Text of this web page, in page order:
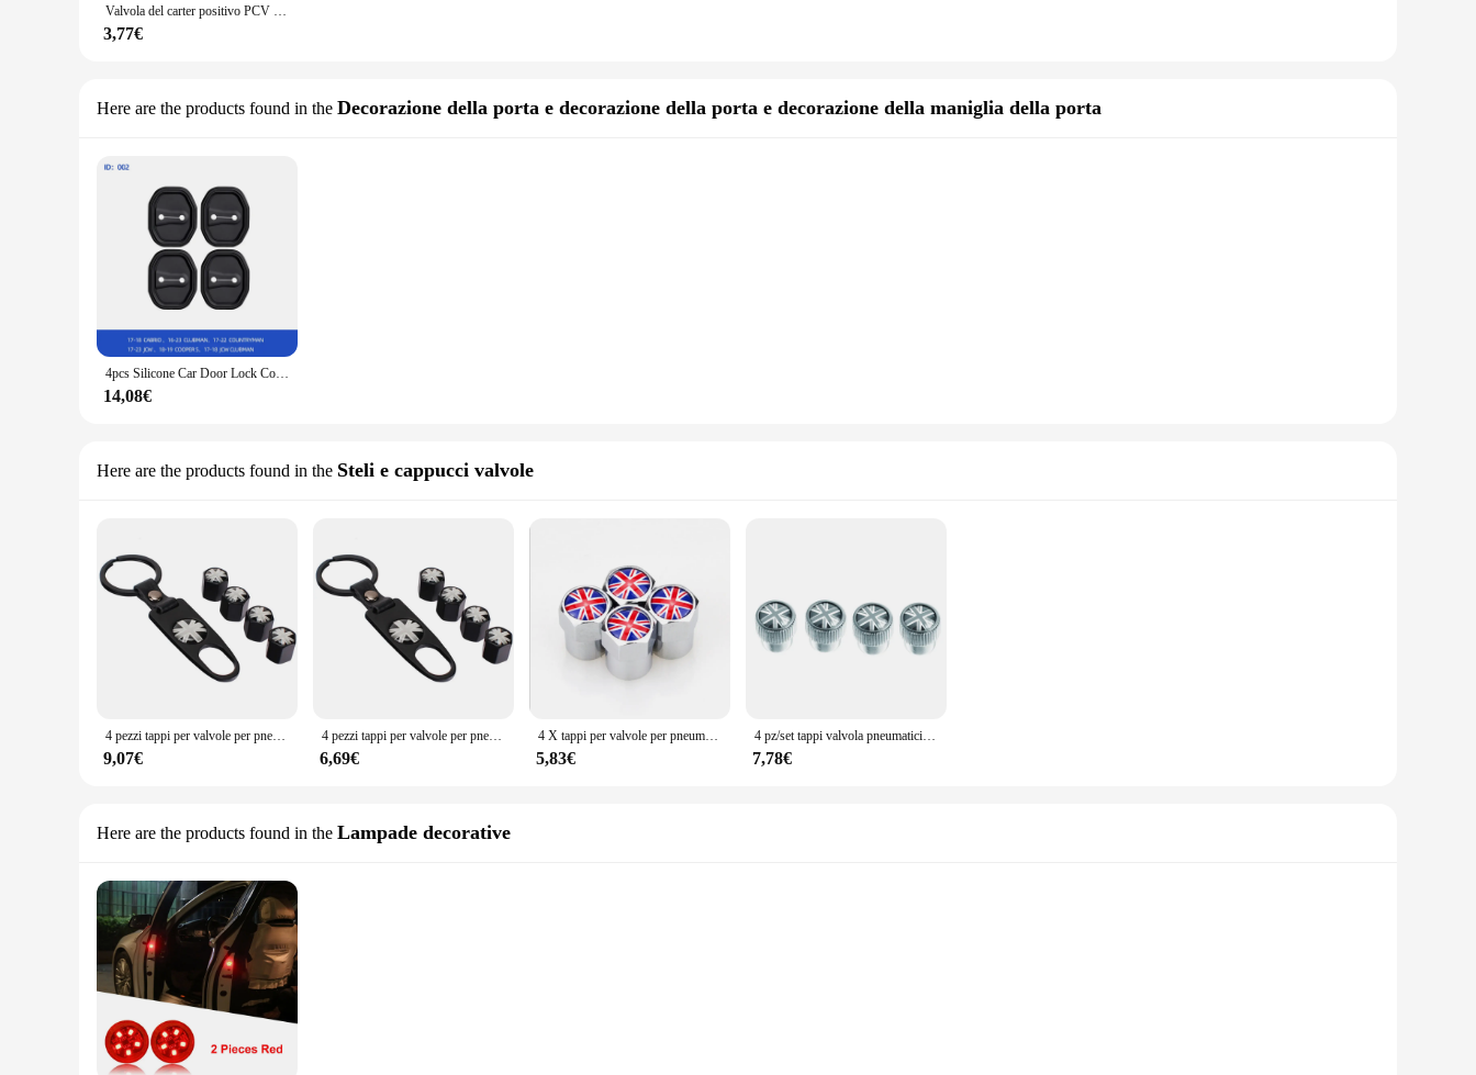
Valvola del carter positivo PCV per Dodge Caliber L4 2007 Mini Cabrio R50 R52 R53 2000-2004-2008 4693369AA 11127577568
3,77€
Here are the products found in the Decorazione della porta e decorazione della porta e decorazione della maniglia della porta
4pcs Silicone Car Door Lock Cover Buckle Anti-collisione Cover protettiva per BMW MINI CABRIO CLUBMAN COUNTRYMAN JCW COOPER S
14,08€
Here are the products found in the Steli e cappucci valvole
4 pezzi tappi per valvole per pneumatici ruota e 1pc portachiavi bandiera del regno unito Logo automobili decorazione per MINI Cooper Coupe Cabrio One Series
9,07€
4 pezzi tappi per valvole per pneumatici ruota e 1pc portachiavi bandiera del regno unito Logo automobili decorazione per MINI Cooper Coupe Cabrio One Series
6,69€
4 X tappi per valvole per pneumatici con ruote in metallo coperture per bandiera del regno unito Logo accessori per la decorazione dell'auto per MINI Cooper Coupe Cabrio One MINI Series
5,83€
4 pz/set tappi valvola pneumatici ruota auto copre bandiera UK Logo accessori decorazione auto per MINI Cooper coupé Cabrio una MINI serie
7,78€
Here are the products found in the Lampade decorative